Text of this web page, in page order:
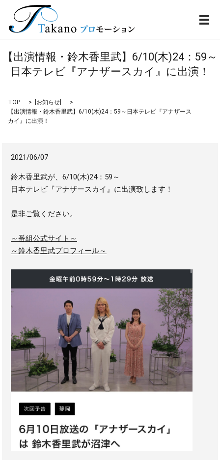
メ
【出演情報・鈴木香里武】6/10(木)24：59～
日本テレビ『アナザースカイ』に出演！
TOP お知らせ
【出演情報・鈴木香里武】6/10(木)24：59～日本テレビ『アナザース
カイ』に出演！
2021/06/07
鈴木香里武が、6/10(木)24：59～
日本テレビ『アナザースカイ』に出演致します！
是非ご覧ください。
～番組公式サイト～
～鈴木香里武プロフィール～